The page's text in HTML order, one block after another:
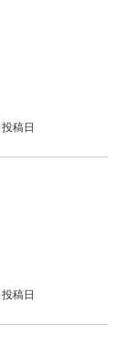
投稿日
投稿日